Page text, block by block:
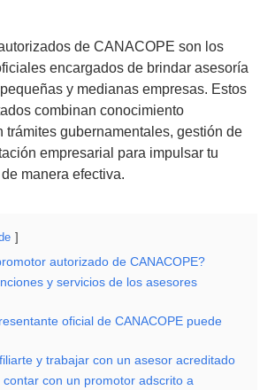
de CANACOPE son los
encargados de brindar asesoría
y medianas empresas. Estos
combinan conocimiento
trámites gubernamentales, gestión de
empresarial para impulsar tu
manera efectiva.
autorizado de CANACOPE?
y servicios de los asesores
oficial de CANACOPE puede
y trabajar con un asesor acreditado
contar con un promotor adscrito a